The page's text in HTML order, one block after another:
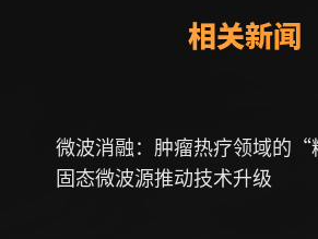
相关新闻
微波消融：肿瘤热疗领域的“
固态微波源推动技术升级